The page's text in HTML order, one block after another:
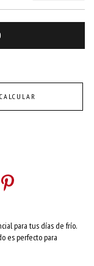
CALCULAR
para tus días de frío.
es perfecto para